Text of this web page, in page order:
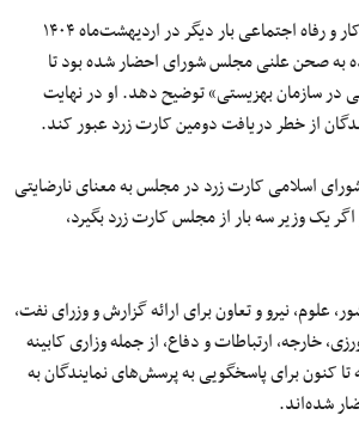
احمد میدری وزیر تعاون، کار و رفاه اجتماعی بار دیگر در اردیهشت‌ماه ۱۴۰۴
به صحن علنی مجلس شورای احضار شده بود تا
در سازمان بهزیستی» توضیح دهد. او در نهایت
از خطر دریافت دومین کارت زرد عبور کند.
اسلامی کارت زرد در مجلس به معنای نارضایتی
یک وزیر سه بار از مجلس کارت زرد بگیرد،
علوم، نیرو و تعاون برای ارائه گزارش و وزرای نفت،
خارجه، ارتباطات و دفاع، از جمله وزاری کابینه
کنون برای پاسخگویی به پرسش‌های نمایندگان به
شده‌اند.